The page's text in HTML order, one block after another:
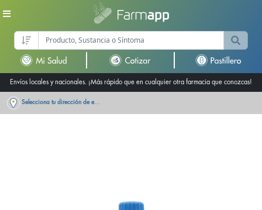
Envíos locales y nacionales. ¡Más rápido que en cualquier otra farmacia que conozcas!
Selecciona tu dirección de entrega